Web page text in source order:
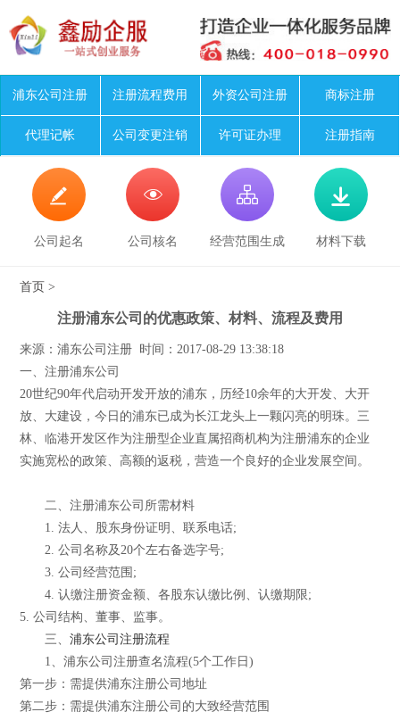
浦东公司注册 注册流程费用 外资公司注册 商标注册
代理记帐 公司变更注销 许可证办理 注册指南

公司起名

公司核名

经营范围生成

材料下载
首页 >
注册浦东公司的优惠政策、材料、流程及费用
来源：浦东公司注册 时间：2017-08-29 13:38:18
一、注册浦东公司
20世纪90年代启动开发开放的浦东，历经10余年的大开发、大开
放、大建设，今日的浦东已成为长江龙头上一颗闪亮的明珠。三
林、临港开发区作为注册型企业直属招商机构为注册浦东的企业
实施宽松的政策、高额的返税，营造一个良好的企业发展空间。
二、注册浦东公司所需材料
1. 法人、股东身份证明、联系电话;
2. 公司名称及20个左右备选字号;
3. 公司经营范围;
4. 认缴注册资金额、各股东认缴比例、认缴期限;
5. 公司结构、董事、监事。
三、浦东公司注册流程
1、浦东公司注册查名流程(5个工作日)
第一步：需提供浦东注册公司地址
第二步：需提供浦东注册公司的大致经营范围